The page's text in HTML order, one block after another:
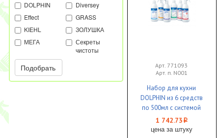
DOLPHIN
Diversey
Effect
GRASS
KIEHL
ЗОЛУШКА
МЕГА
Секреты
чистоты
Подобрать
Арт. 771093
Арт. п. N001
Набор для кухни
DOLPHIN из 6 средств
по 500мл с системой
ручного дозирования
1/1
1 742.73 i
цена за штуку